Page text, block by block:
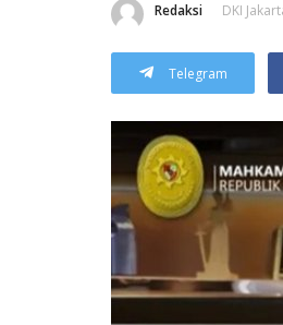
Redaksi DKI
Telegram